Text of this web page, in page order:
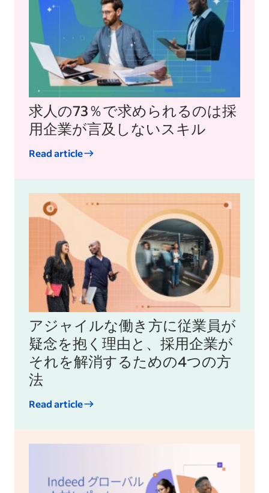
求人の73％で求められるのは採
用企業が言及しないスキル
Read article
アジャイルな働き方に従業員が
疑念を抱く理由と、採用企業が
それを解消するための4つの方
法
Read article